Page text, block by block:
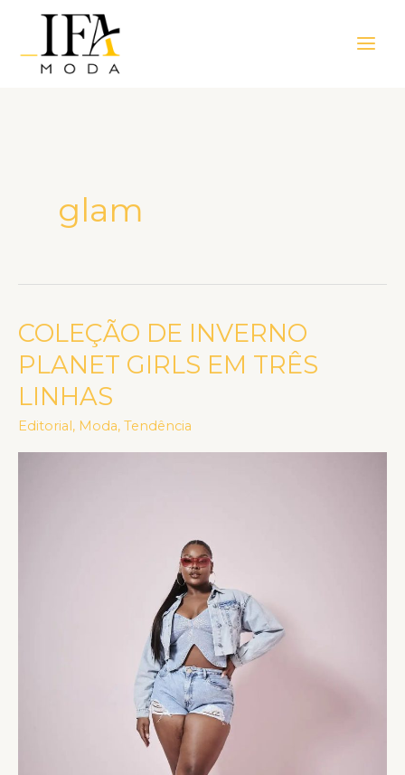
Menu
glam
COLEÇÃO DE INVERNO
PLANET GIRLS EM TRÊS
LINHAS
Editorial , Moda, Tendência
COLEÇÃO
DE
INVERNO
PLANET
GIRLS
EM